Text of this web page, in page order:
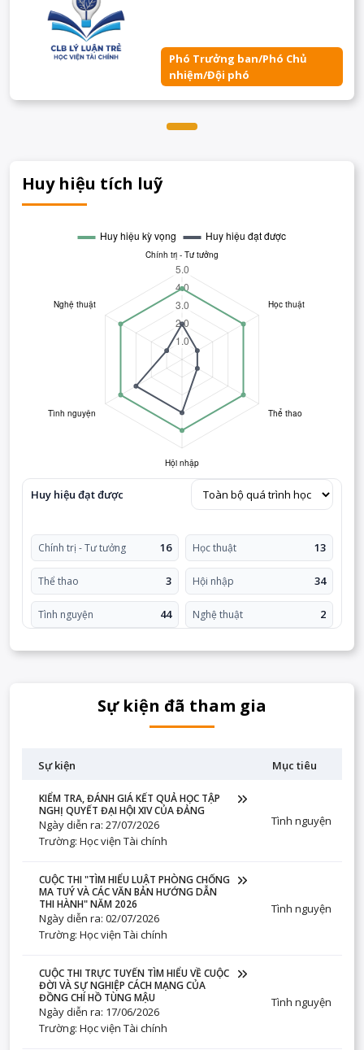
Phó Trưởng ban/Phó Chủ
nhiệm/Đội phó
Huy hiệu tích luỹ
Huy hiệu đạt được
Chính trị - Tư tưởng 16 Học thuật 13
Thể thao 3 Hội nhập 34
Tình nguyện 44 Nghệ thuật 2
Sự kiện đã tham gia
Sự kiện Mục tiêu
KIỂM TRA, ĐÁNH GIÁ KẾT QUẢ HỌC TẬP
NGHỊ QUYẾT ĐẠI HỘI XIV CỦA ĐẢNG
Ngày diễn ra: 27/07/2026
Trường: Học viện Tài chính
Tình nguyện
CUỘC THI "TÌM HIỂU LUẬT PHÒNG CHỐNG
MA TUÝ VÀ CÁC VĂN BẢN HƯỚNG DẪN
THI HÀNH" NĂM 2026
Ngày diễn ra: 02/07/2026
Trường: Học viện Tài chính
Tình nguyện
CUỘC THI TRỰC TUYẾN TÌM HIỂU VỀ CUỘC
ĐỜI VÀ SỰ NGHIỆP CÁCH MẠNG CỦA
ĐỒNG CHÍ HỒ TÙNG MẬU
Ngày diễn ra: 17/06/2026
Trường: Học viện Tài chính
Tình nguyện